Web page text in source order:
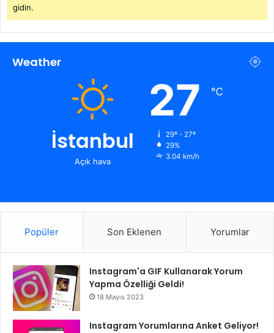
gidin.
Weather
İstanbul
Açık hava
27 ℃
29º - 27º
29%
3.04 km/h
Popüler Son Eklenen Yorumlar
Instagram'a GIF Kullanarak Yorum
Yapma Özelliği Geldi!
18 Mayıs 2023
Instagram Yorumlarına Anket Geliyor!